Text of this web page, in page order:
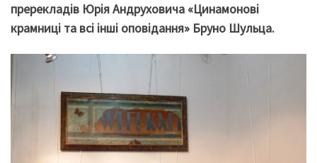
пререкладів Юрія Андруховича «Цинамонові
крамниці та всі інші оповідання» Бруно Шульца.